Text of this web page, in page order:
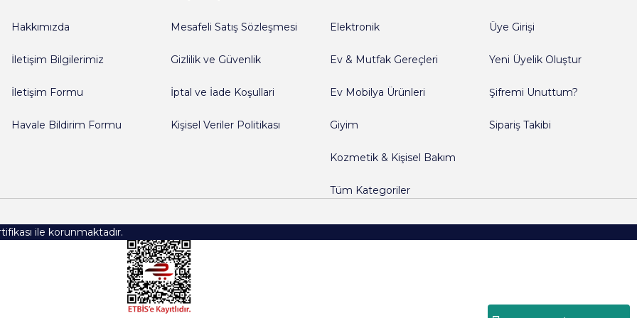
Gönder
ve ürünlerin paketlemesi
Hakkımızda
İletişim Bilgilerimiz
İletişim Formu
Havale Bildirim Formu
Mesafeli Satış Sözleşmesi
Gizlilik ve Güvenlik
İptal ve İade Koşullari
Kişisel Veriler Politikası
Elektronik
Ev & Mutfak Gereçleri
Ev Mobilya Ürünleri
Giyim
Kozmetik & Kişisel Bakım
Tüm Kategoriler
Üye Girişi
Yeni Üyelik Oluştur
Şifremi Unuttum?
Sipariş Takibi
ile korunmaktadır.